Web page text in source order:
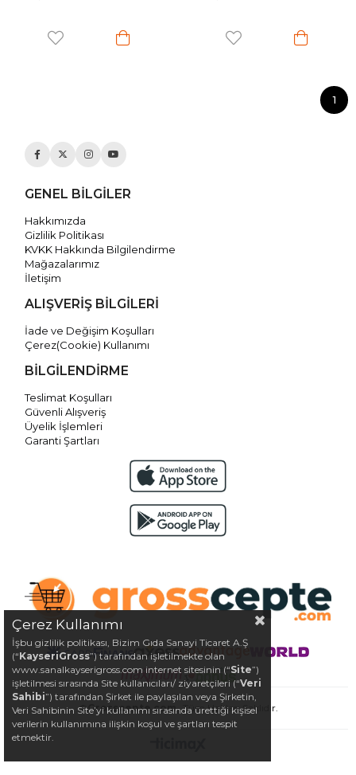
1
GENEL BİLGİLER
Hakkımızda
Gizlilik Politikası
KVKK Hakkında Bilgilendirme
Mağazalarımız
İletişim
ALIŞVERİŞ BİLGİLERİ
İade ve Değişim Koşulları
Çerez(Cookie) Kullanımı
BİLGİLENDİRME
Teslimat Koşulları
Güvenli Alışveriş
Üyelik İşlemleri
Garanti Şartları
©Grosscepte.com- Tüm Hakları Saklıdır.
Çerez Kullanımı
İşbu gizlilik politikası, Bizim Gıda Sanayi Ticaret A.Ş
(“KayseriGross”) tarafından işletilmekte olan
www.sanalkayserigross.com internet sitesinin (“Site”)
işletilmesi sırasında Site kullanıcıları/ ziyaretçileri (“Veri
Sahibi”) tarafından Şirket ile paylaşılan veya Şirketin,
Veri Sahibinin Site’yi kullanımı sırasında ürettiği kişisel
verilerin kullanımına ilişkin koşul ve şartları tespit
etmektir.